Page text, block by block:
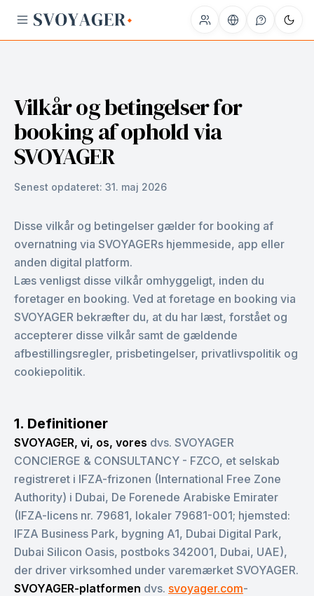
Vilkår og betingelser for
booking af ophold via
SVOYAGER
Senest opdateret: 31. maj 2026
Disse vilkår og betingelser gælder for booking af
overnatning via SVOYAGERs hjemmeside, app eller
anden digital platform.
Læs venligst disse vilkår omhyggeligt, inden du
foretager en booking. Ved at foretage en booking via
SVOYAGER bekræfter du, at du har læst, forstået og
accepterer disse vilkår samt de gældende
afbestillingsregler, prisbetingelser, privatlivspolitik og
cookiepolitik.
1. Definitioner
SVOYAGER, vi, os, vores dvs. SVOYAGER
CONCIERGE & CONSULTANCY - FZCO, et selskab
registreret i IFZA-frizonen (International Free Zone
Authority) i Dubai, De Forenede Arabiske Emirater
(IFZA-licens nr. 79681, lokaler 79681-001; hjemsted:
IFZA Business Park, bygning A1, Dubai Digital Park,
Dubai Silicon Oasis, postboks 342001, Dubai, UAE),
der driver virksomhed under varemærket SVOYAGER.
SVOYAGER-platformen dvs. svoyager.com-